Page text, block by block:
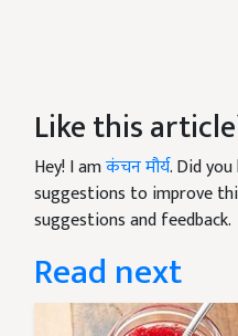
Like this
Hey! I amकंचन मौर्य. Did
suggestions to improve
suggestions and feedback.
Read next